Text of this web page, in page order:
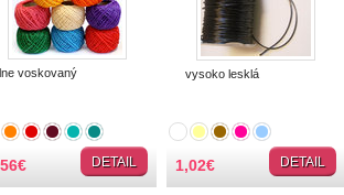
voskovaný
€ DETAIL
... (+14)
vysoko lesklá
1,02€ DETAIL